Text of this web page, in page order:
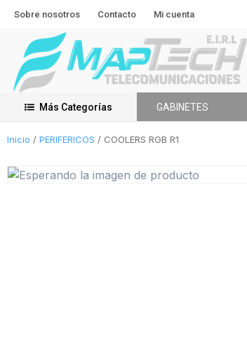
Sobre nosotros Contacto Mi cuenta
Más Categorías GABINETES
Inicio / PERIFERICOS / COOLERS RGB R1